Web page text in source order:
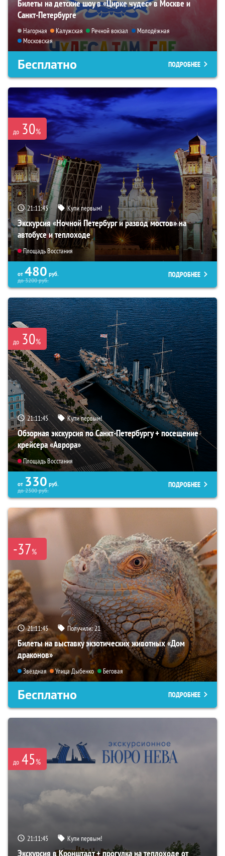
Билеты на детские шоу в «Цирке чудес» в Москве и
Санкт-Петербурге
Нагорная Калужская Речной вокзал
Молодёжная
Московская
Бесплатно ПОДРОБНЕЕ
до 30%
21:11:43 Купи первым!
Экскурсия «Ночной Петербург и развод мостов» на
автобусе и теплоходе
Площадь Восстания
от 480 руб.
до3200руб.
ПОДРОБНЕЕ
до 30%
21:11:43 Купи первым!
Обзорная экскурсия по Санкт-Петербургу + посещение
крейсера «Аврора»
Площадь Восстания
от 330 руб.
до2300руб.
ПОДРОБНЕЕ
-37%
21:11:43 Получили:21
Билеты на выставку экзотических животных «Дом
драконов»
Звёздная Улица Дыбенко Беговая
Бесплатно ПОДРОБНЕЕ
до 45%
21:11:43 Купи первым!
Экскурсия в Кронштадт + прогулка на теплоходе от